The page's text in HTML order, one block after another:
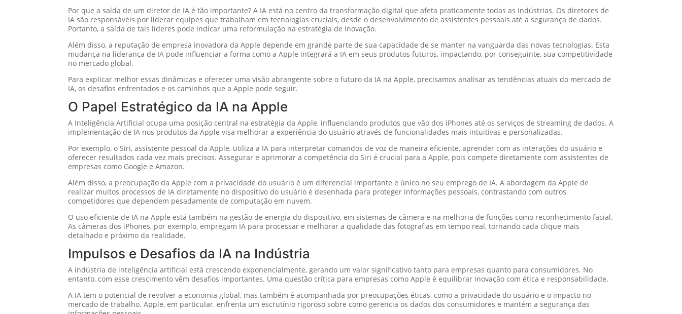
Por que a saída de um diretor de IA é tão importante? A IA está no centro da transformação digital que afeta praticamente todas as indústrias. Os diretores de
IA são responsáveis por liderar equipes que trabalham em tecnologias cruciais, desde o desenvolvimento de assistentes pessoais até a segurança de dados.
Portanto, a saída de tais líderes pode indicar uma reformulação na estratégia de inovação.
Além disso, a reputação de empresa inovadora da Apple depende em grande parte de sua capacidade de se manter na vanguarda das novas tecnologias. Esta
mudança na liderança de IA pode influenciar a forma como a Apple integrará a IA em seus produtos futuros, impactando, por conseguinte, sua competitividade
no mercado global.
Para explicar melhor essas dinâmicas e oferecer uma visão abrangente sobre o futuro da IA na Apple, precisamos analisar as tendências atuais do mercado de
IA, os desafios enfrentados e os caminhos que a Apple pode seguir.
O Papel Estratégico da IA na Apple
A Inteligência Artificial ocupa uma posição central na estratégia da Apple, influenciando produtos que vão dos iPhones até os serviços de streaming de dados. A
implementação de IA nos produtos da Apple visa melhorar a experiência do usuário através de funcionalidades mais intuitivas e personalizadas.
Por exemplo, o Siri, assistente pessoal da Apple, utiliza a IA para interpretar comandos de voz de maneira eficiente, aprender com as interações do usuário e
oferecer resultados cada vez mais precisos. Assegurar e aprimorar a competência do Siri é crucial para a Apple, pois compete diretamente com assistentes de
empresas como Google e Amazon.
Além disso, a preocupação da Apple com a privacidade do usuário é um diferencial importante e único no seu emprego de IA. A abordagem da Apple de
realizar muitos processos de IA diretamente no dispositivo do usuário é desenhada para proteger informações pessoais, contrastando com outros
competidores que dependem pesadamente de computação em nuvem.
O uso eficiente de IA na Apple está também na gestão de energia do dispositivo, em sistemas de câmera e na melhoria de funções como reconhecimento facial.
As câmeras dos iPhones, por exemplo, empregam IA para processar e melhorar a qualidade das fotografias em tempo real, tornando cada clique mais
detalhado e próximo da realidade.
Impulsos e Desafios da IA na Indústria
A indústria de inteligência artificial está crescendo exponencialmente, gerando um valor significativo tanto para empresas quanto para consumidores. No
entanto, com esse crescimento vêm desafios importantes. Uma questão crítica para empresas como Apple é equilibrar inovação com ética e responsabilidade.
A IA tem o potencial de revolver a economia global, mas também é acompanhada por preocupações éticas, como a privacidade do usuário e o impacto no
mercado de trabalho. Apple, em particular, enfrenta um escrutínio rigoroso sobre como gerencia os dados dos consumidores e mantém a segurança das